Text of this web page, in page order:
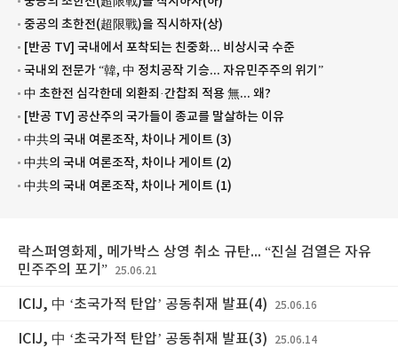
중공의 초한전(超限戰)을 직시하자(상)
[반공 TV] 국내에서 포착되는 친중화... 비상시국 수준
국내외 전문가 “韓, 中 정치공작 기승... 자유민주주의 위기”
中 초한전 심각한데 외환죄·간찹죄 적용 無... 왜?
[반공 TV] 공산주의 국가들이 종교를 말살하는 이유
中共의 국내 여론조작, 차이나 게이트 (3)
中共의 국내 여론조작, 차이나 게이트 (2)
中共의 국내 여론조작, 차이나 게이트 (1)
락스퍼영화제, 메가박스 상영 취소 규탄... “진실 검열은 자유
민주주의 포기”
25.06.21
ICIJ, 中 ‘초국가적 탄압’ 공동취재 발표(4) 25.06.16
ICIJ, 中 ‘초국가적 탄압’ 공동취재 발표(3) 25.06.14